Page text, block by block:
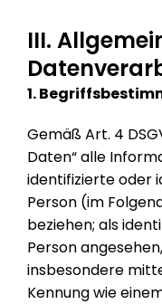
III.
1.
Gemäß Art. 4
Daten“ alle
identifizierte oder
Person (im
beziehen; als
Person
insbesondere
Kennung wie